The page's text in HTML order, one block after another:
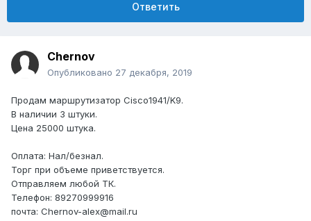
Ответить
Chernov
Опубликовано 27 декабря, 2019
Продам маршрутизатор Cisco1941/K9.
В наличии 3 штуки.
Цена 25000 штука.
Оплата: Нал/безнал.
Торг при объеме приветствуется.
Отправляем любой ТК.
Телефон: 89270999916
почта: Chernov-alex@mail.ru